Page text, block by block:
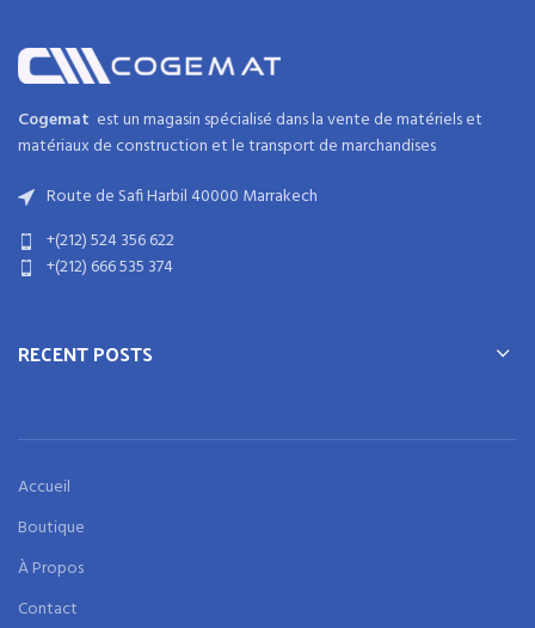
Cogemat est un magasin spécialisé dans lavente de matériels et
matériaux de construction etle transport de marchandises
Route de Safi Harbil 40000 Marrakech
+(212) 524 356 622
+(212) 666 535 374
RECENT POSTS
Accueil
Boutique
À Propos
Contact